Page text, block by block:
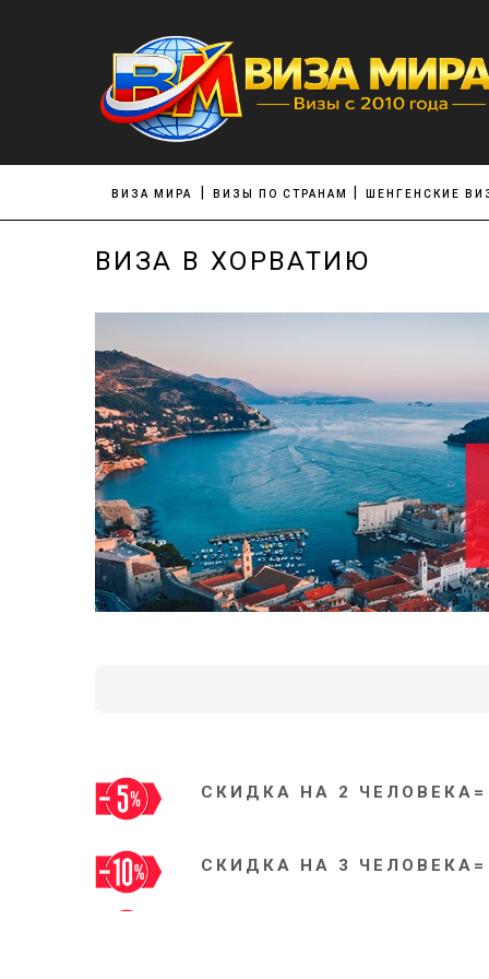
ВИЗА МИРА ВИЗЫ ПО СТРАНАМ ШЕНГЕНСКИЕ
ВИЗА В ХОРВАТИЮ
СКИДКА НА 2 ЧЕЛОВЕКА=
СКИДКА НА 3 ЧЕЛОВЕКА=